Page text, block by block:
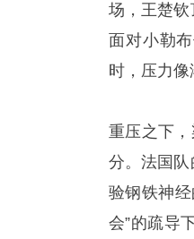
场，王楚
面对小勒
时，压力
重压之下
分。法国
验钢铁神
会”的疏导